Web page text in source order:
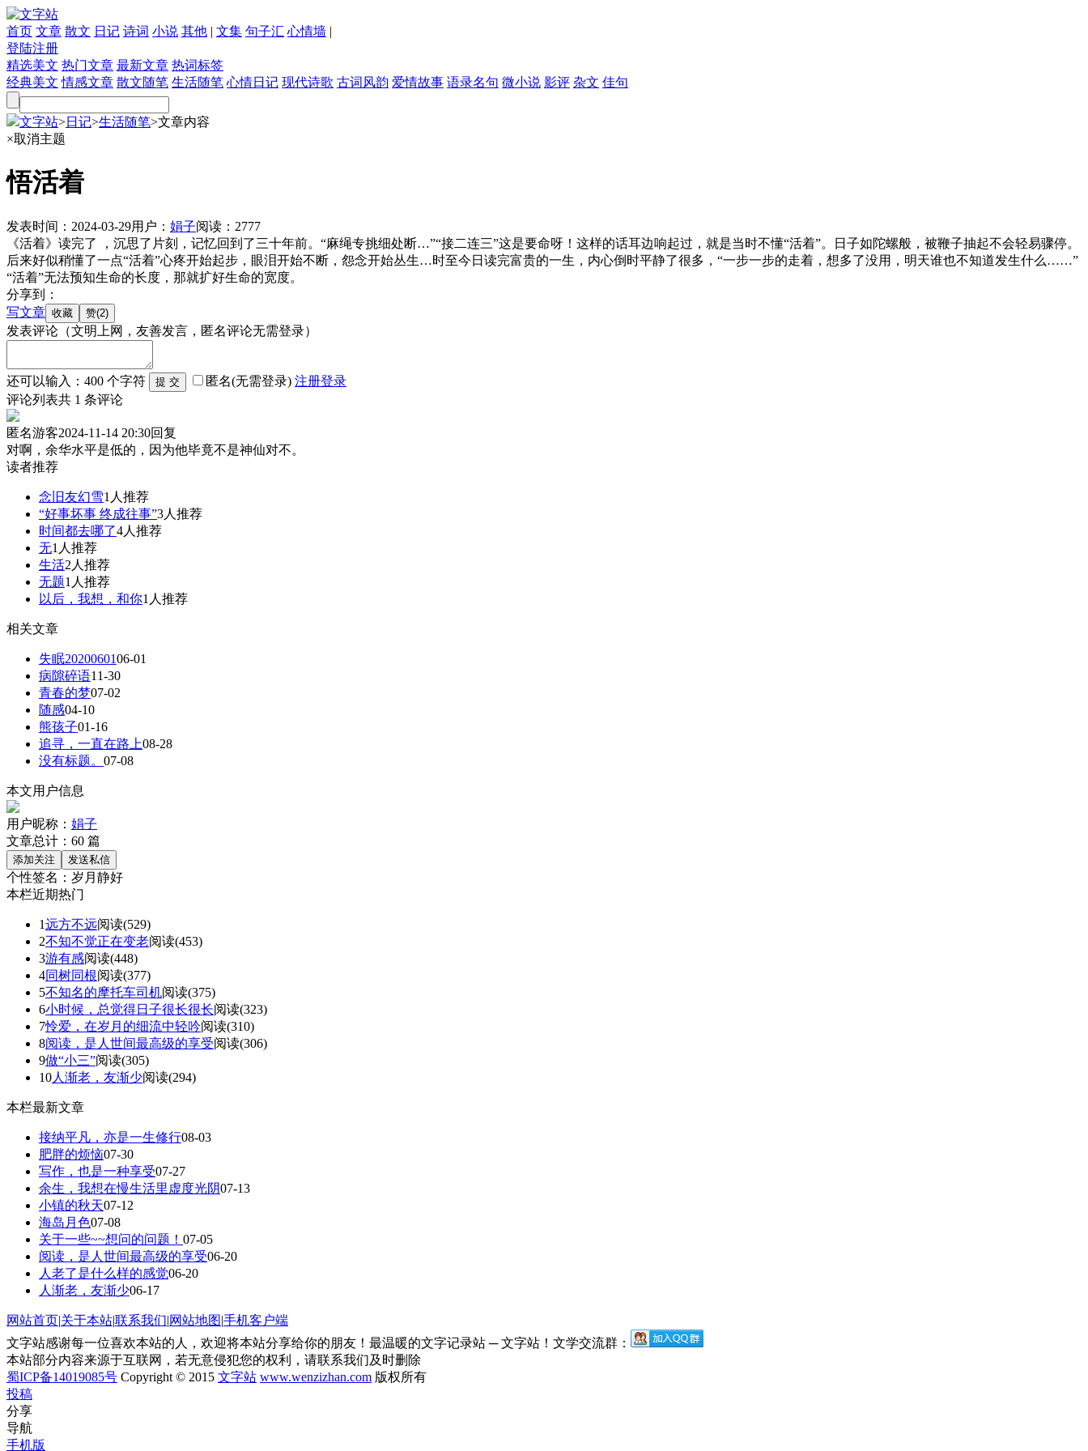
首页 文章 散文 日记 诗词 小说 其他 | 文集 句子汇 心情墙 |
登陆注册
精选美文 热门文章 最新文章 热词标签
经典美文 情感文章 散文随笔 生活随笔 心情日记 现代诗歌 古词风韵 爱情故事 语录名句 微小说 影评 杂文 佳句
文字站>日记>生活随笔>文章内容
×取消主题
悟活着
发表时间： 2024-03-29用户： 娟子阅读： 2777
《活着》读完了 ，沉思了片刻，记忆回到了三十年前。“麻绳专挑细处断…”“接二连三”这是要命呀！这样的话耳边响起过，就是当时不懂“活着”。日子如陀螺般，被鞭子抽起不会轻易骤停。
后来好似稍懂了一点“活着”心疼开始起步，眼泪开始不断，怨念开始丛生…时至今日读完富贵的一生，内心倒时平静了很多，“一步一步的走着，想多了没用，明天谁也不知道发生什么……”
“活着”无法预知生命的长度，那就扩好生命的宽度。
分享到：
写文章
发表评论 （文明上网，友善发言，匿名评论无需登录）
还可以输入： 400 个字符 匿名(无需登录) 注册登录
评论列表共 1 条评论
匿名游客2024-11-14 20:30回复
对啊，余华水平是低的，因为他毕竟不是神仙对不。
读者推荐
念旧友幻雪1人推荐
“好事坏事 终成往事”3人推荐
时间都去哪了4人推荐
无1人推荐
生活2人推荐
无题1人推荐
以后，我想，和你1人推荐
相关文章
失眠2020060106-01
病隙碎语11-30
青春的梦07-02
随感04-10
熊孩子01-16
追寻，一直在路上08-28
没有标题。 07-08
本文用户信息
用户昵称： 娟子
文章总计： 60 篇
个性签名： 岁月静好
本栏近期热门
1远方不远阅读(529)
2不知不觉正在变老阅读(453)
3游有感阅读(448)
4同树同根阅读(377)
5不知名的摩托车司机阅读(375)
6小时候，总觉得日子很长很长阅读(323)
7怜爱，在岁月的细流中轻吟阅读(310)
8阅读，是人世间最高级的享受阅读(306)
9做“小三”阅读(305)
10人渐老，友渐少阅读(294)
本栏最新文章
接纳平凡，亦是一生修行08-03
肥胖的烦恼07-30
写作，也是一种享受07-27
余生，我想在慢生活里虚度光阴07-13
小镇的秋天07-12
海岛月色07-08
关于一些~~想问的问题！ 07-05
阅读，是人世间最高级的享受06-20
人老了是什么样的感觉06-20
人渐老，友渐少06-17
网站首页|关于本站|联系我们|网站地图|手机客户端
文字站感谢每一位喜欢本站的人，欢迎将本站分享给你的朋友！最温暖的文字记录站 ─ 文字站！文学交流群：
本站部分内容来源于互联网，若无意侵犯您的权利，请联系我们及时删除
蜀ICP备14019085号 Copyright © 2015 文字站 www.wenzizhan.com 版权所有
投稿
分享
导航
手机版